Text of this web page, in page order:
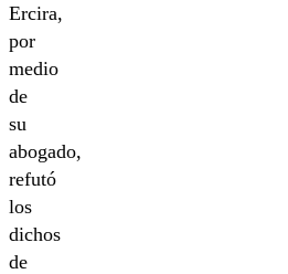
Ercira,
por
medio
de
su
abogado,
refutó
los
dichos
de